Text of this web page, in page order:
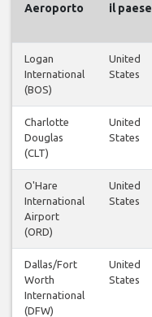
Aeroporto il paese
Logan
International
(BOS)
United
States
Charlotte
Douglas
(CLT)
United
States
O'Hare
International
Airport
(ORD)
United
States
Dallas/Fort
Worth
International
(DFW)
United
States